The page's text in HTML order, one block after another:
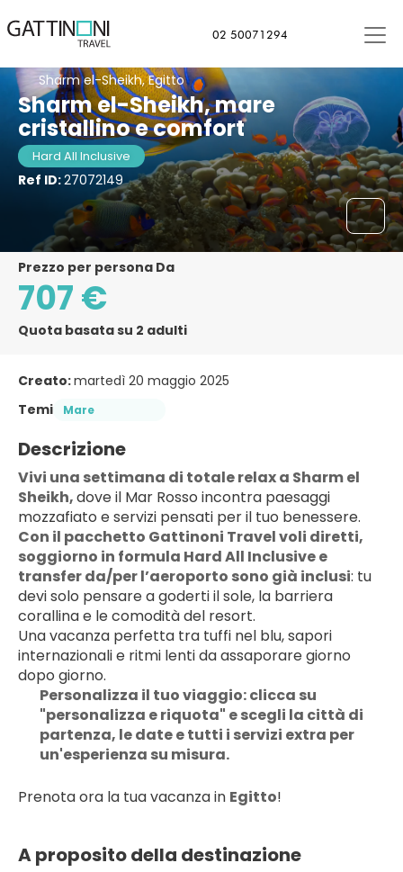
02 50071294
Sharm el-Sheikh, Egitto
Sharm el-Sheikh, mare
cristallino e comfort
Hard All Inclusive
Ref ID:27072149
Prezzo per persona Da
707 €
Quota basata su 2 adulti
Creato:martedì 20 maggio 2025
Temi
Mare
Descrizione
Vivi una settimana di totale relax a Sharm el
Sheikh, dove il Mar Rosso incontra paesaggi
mozzafiato e servizi pensati per il tuo benessere.
Con il pacchetto Gattinoni Travel voli diretti,
soggiorno in formula Hard All Inclusive e
transfer da/per l’aeroporto sono già inclusi: tu
devi solo pensare a goderti il sole, la barriera
corallina e le comodità del resort.
Una vacanza perfetta tra tuffi nel blu, sapori
internazionali e ritmi lenti da assaporare giorno
dopo giorno.
Personalizza il tuo viaggio: clicca su
"personalizza e riquota" e scegli la città di
partenza, le date e tutti i servizi extra per
un'esperienza su misura.
Prenota ora la tua vacanza in Egitto!
A proposito della destinazione